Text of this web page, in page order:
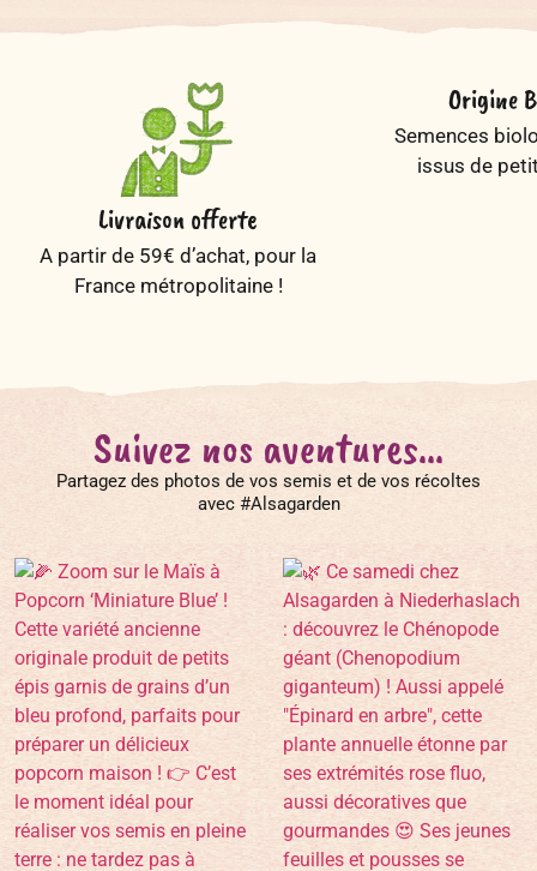
Livraison offerte
A partir de 59€ d’achat, pour la
France métropolitaine !
Origine
Semences
issus de
Suivez nos aventures...
Partagez des photos de vos semis et de vos récoltes
avec #Alsagarden